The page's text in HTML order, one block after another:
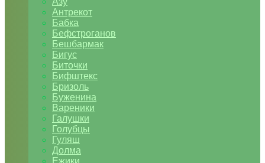
Антрекот
Бабка
Бефстроганов
Бешбармак
Бигус
Биточки
Бифштекс
Бризоль
Буженина
Вареники
Галушки
Голубцы
Гуляш
Долма
Ежики